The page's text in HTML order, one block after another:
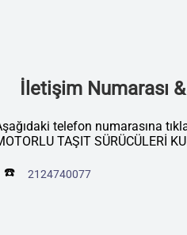
İletişim Numarası
telefon numarasına
TAŞIT SÜRÜCÜLERİ
☎️ 2124740077